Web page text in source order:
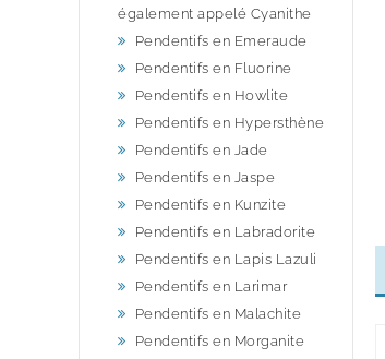
également appelé Cyanithe
Pendentifs en Emeraude
Pendentifs en Fluorine
Pendentifs en Howlite
Pendentifs en Hypersthène
Pendentifs en Jade
Pendentifs en Jaspe
Pendentifs en Kunzite
Pendentifs en Labradorite
Pendentifs en Lapis Lazuli
Pendentifs en Larimar
Pendentifs en Malachite
Pendentifs en Morganite